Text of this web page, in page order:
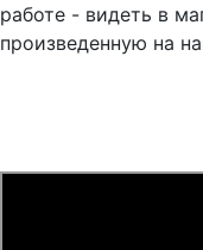
работе - видеть в
произведенную на